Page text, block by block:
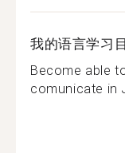
我的语言学习
Become able
comunicate in